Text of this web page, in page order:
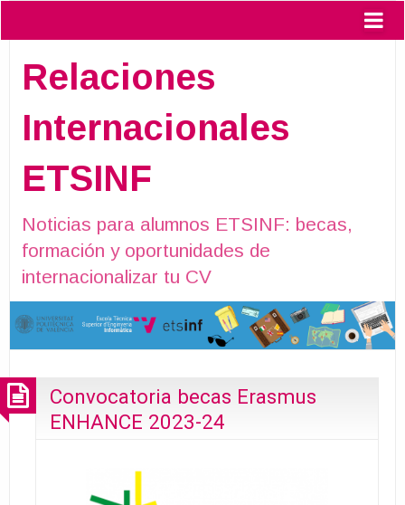
Relaciones
Internacionales
ETSINF
Noticias para alumnos ETSINF: becas,
formación y oportunidades de
internacionalizar tu CV
Convocatoria becas Erasmus
ENHANCE 2023-24